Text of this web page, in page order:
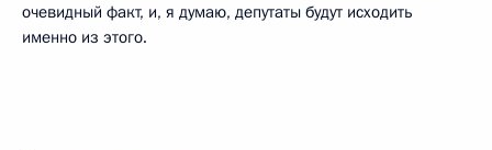
очевидный факт, и, я думаю, депутаты будут исходить
именно из этого.